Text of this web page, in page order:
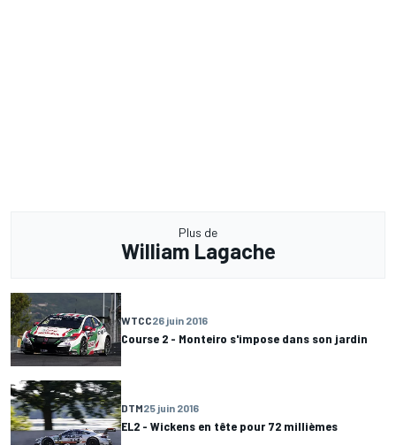
Plus de
William Lagache
WTCC26 juin 2016
Course 2 - Monteiro s'impose dans son jardin
DTM25 juin 2016
EL2 - Wickens en tête pour 72 millièmes